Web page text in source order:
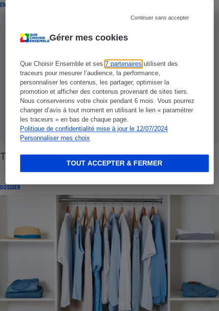
Gérer mes cookies
Que Choisir Ensemble et ses7 partenaires utilisent des
traceurs pour mesurer l’audience, la performance,
personnaliser les contenus, les partager, optimiser la
promotion et afficher des contenus provenant de sites tiers.
Nous conserverons votre choix pendant 6 mois. Vous pourrez
changer d’avis à tout moment en utilisant le lien « paramétrer
les traceurs » en bas de chaque page.
Politique de confidentialité mise à jour le 12/07/2024
Personnaliser mes choix
Continuer sans accepter
TOUT ACCEPTER & FERMER
ENQUÊTE
Textiles bio - Porter du 100 % écolo, c'est coton
DOSSIER